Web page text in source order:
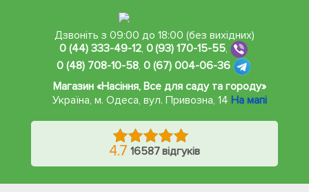
Дзвоніть з 09:00 до 18:00 (без вихідних)
0 (44) 333-49-12, 0 (93) 170-15-55,
0 (48) 708-10-58, 0 (67) 004-06-36
Магазин «Насіння, Все для саду та городу»
Україна, м. Одеса,вул. Привозна, 14 На мапі
4.7 16587 відгуків